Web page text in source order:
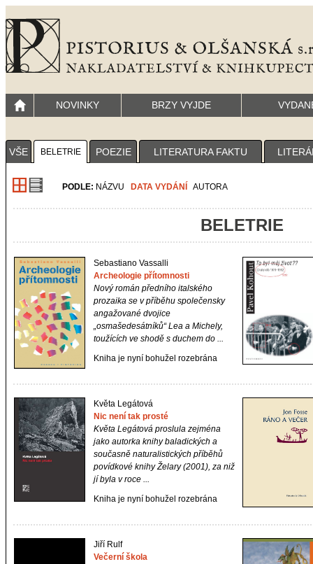
NOVINKY BRZY VYJDE
VŠE BELETRIE POEZIE LITERATURA FAKTU
PODLE: NÁZVU DATA VYDÁNÍ AUTORA
BELETRIE
Sebastiano Vassalli
Archeologie přítomnosti
Nový román předního italského
prozaika se v příběhu společensky
angažované dvojice
„osmašedesátníků“ Lea a Michely,
toužících ve shodě s duchem do ...
Kniha je nyní bohužel rozebrána
Květa Legátová
Nic není tak prosté
Květa Legátová proslula zejména
jako autorka knihy baladických a
současně naturalistických příběhů
povídkové knihy Želary (2001), za niž
jí byla v roce ...
Kniha je nyní bohužel rozebrána
Jiří Rulf
Večerní škola